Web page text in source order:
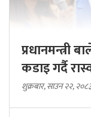
प्रधानमन्त्री
कडाइ गर्दै
शुक्रबार, साउन २२,